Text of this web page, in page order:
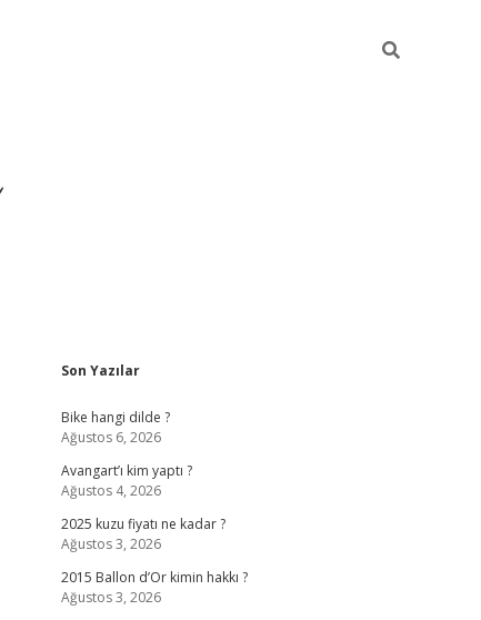
Sidebar
Son Yazılar
Bike hangi dilde ?
Ağustos 6, 2026
Avangart’ı kim yaptı ?
Ağustos 4, 2026
2025 kuzu fiyatı ne kadar ?
Ağustos 3, 2026
2015 Ballon d’Or kimin hakkı ?
Ağustos 3, 2026